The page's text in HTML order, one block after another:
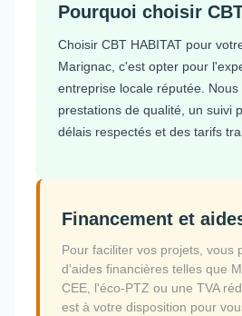
Pourquoi choisir
Choisir CBT HABITAT pour
Marignac, c'est opter pour
entreprise locale réputée.
prestations de qualité, un suivi
délais respectés et des tarifs
Financement et
Pour faciliter vos projets, vous
d'aides financières telles que
CEE, l'éco-PTZ ou une TVA
est à votre disposition pour